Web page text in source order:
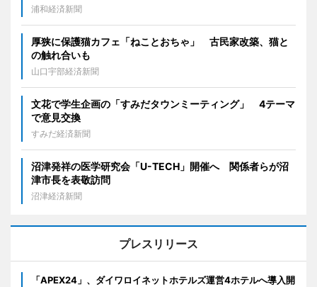
浦和経済新聞
厚狭に保護猫カフェ「ねことおちゃ」 古民家改築、猫と
の触れ合いも
山口宇部経済新聞
文花で学生企画の「すみだタウンミーティング」 4テーマ
で意見交換
すみだ経済新聞
沼津発祥の医学研究会「U-TECH」開催へ 関係者らが沼
津市長を表敬訪問
沼津経済新聞
プレスリリース
「APEX24」、ダイワロイネットホテルズ運営4ホテルへ導入開